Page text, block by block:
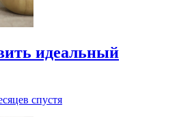
идеальный
спустя